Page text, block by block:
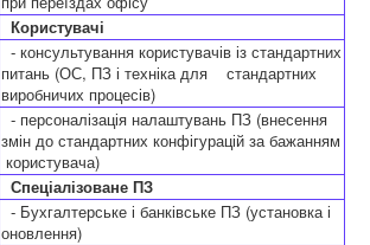
Користувачі
- консультування користувачів із стандартних
питань (ОС, ПЗ і техніка для стандартних
виробничих процесів)
- персоналізація налаштувань ПЗ (внесення
змін до стандартних конфігурацій за бажанням
користувача)
Спеціалізоване ПЗ
- Бухгалтерське і банківське ПЗ (установка і
оновлення)